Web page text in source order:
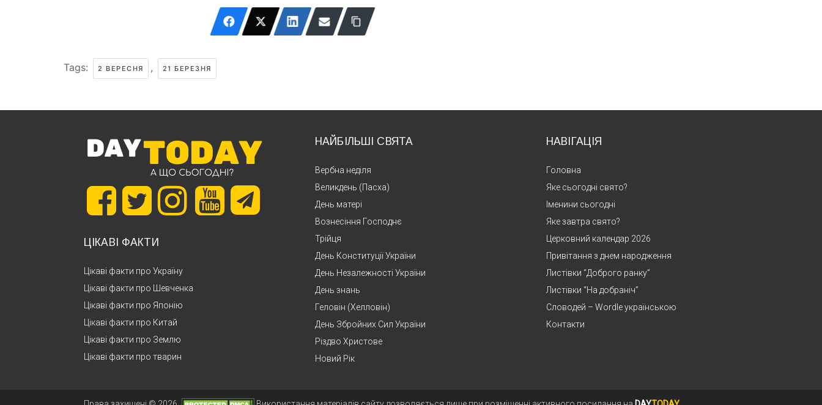
Tags: 2 ВЕРЕСНЯ , 21 БЕРЕЗНЯ
ЦІКАВІ ФАКТИ
Цікаві факти про Україну
Цікаві факти про Шевченка
Цікаві факти про Японію
Цікаві факти про Китай
Цікаві факти про Землю
Цікаві факти про тварин
НАЙБІЛЬШІ СВЯТА
Вербна неділя
Великдень (Пасха)
День матері
Вознесіння Господнє
Трійця
День Конституції України
День Незалежності України
День знань
Геловін (Хелловін)
День Збройних Сил України
Різдво Христове
Новий Рік
НАВІГАЦІЯ
Головна
Яке сьогодні свято?
Іменини сьогодні
Яке завтра свято?
Церковний календар 2026
Привітання з днем народження
Листівки “Доброго ранку”
Листівки “На добраніч”
Словодей – Wordle українською
Контакти